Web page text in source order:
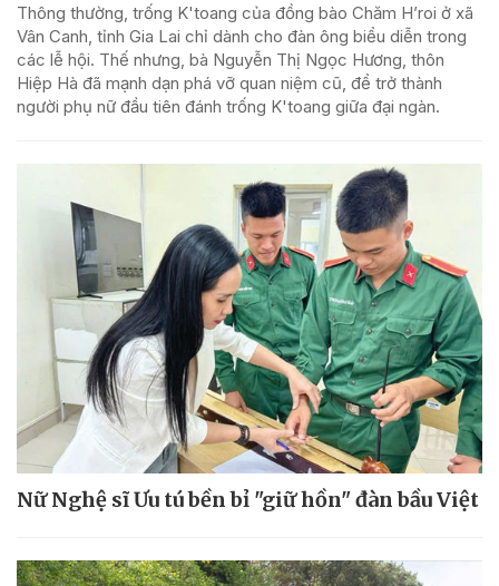
Thông thường, trống K'toang của đồng bào Chăm H’roi ở xã
Vân Canh, tỉnh Gia Lai chỉ dành cho đàn ông biểu diễn trong
các lễ hội. Thế nhưng, bà Nguyễn Thị Ngọc Hương, thôn
Hiệp Hà đã mạnh dạn phá vỡ quan niệm cũ, để trở thành
người phụ nữ đầu tiên đánh trống K'toang giữa đại ngàn.
Nữ Nghệ sĩ Ưu tú bền bỉ "giữ hồn" đàn bầu Việt